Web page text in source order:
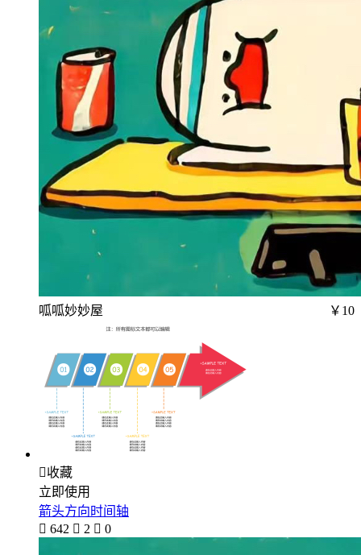
呱呱妙妙屋 ￥10
收藏
立即使用
箭头方向时间轴
 642  2  0